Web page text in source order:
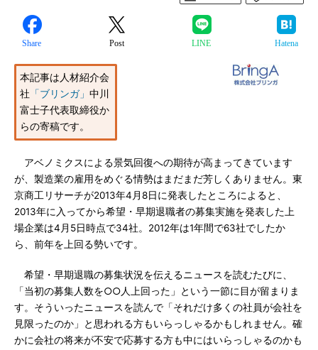
Share Post LINE Hatena
本記事は人材紹介会
社 「ブリンガ」 中川
富士子代表取締役か
らの寄稿です。
アベノミクスによる景気回復への期待が高まってきています
が、製造業の雇用をめぐる情勢はまだまだ芳しくありません。東
京商工リサーチが2013年4月8日に発表したところによると、
2013年に入ってから希望・早期退職者の募集実施を発表した上
場企業は4月5日時点で34社。2012年は1年間で63社でしたか
ら、前年を上回る勢いです。
希望・早期退職の募集状況を伝えるニュースを読むたびに、
「当初の募集人数を○○人上回った」という一節に目が留まりま
す。そういったニュースを読んで「それだけ多くの社員が会社を
見限ったのか」と思われる方もいらっしゃるかもしれません。確
かに会社の将来が不安で応募する方も中にはいらっしゃるのかも